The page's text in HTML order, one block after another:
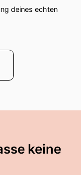
deines echten
keine